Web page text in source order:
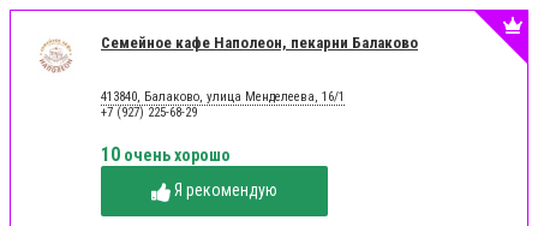
Семейное кафе Наполеон, пекарни Балаково
413840, Балаково, улица Менделеева, 16/1
+7 (927) 225-68-29
10 очень хорошо
Я рекомендую